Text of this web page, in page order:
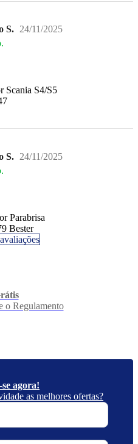
S. 24/11/2025
Scania S4/S5
S. 24/11/2025
Parabrisa
Bester
o Regulamento
agora!
as melhores ofertas?